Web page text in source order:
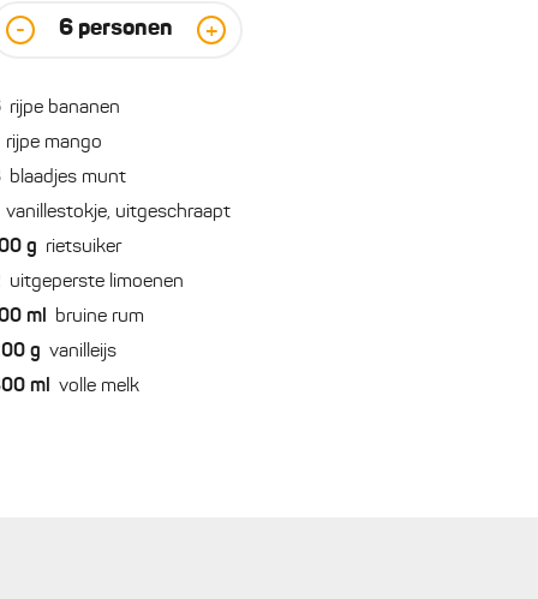
- 6 personen +
rijpe bananen
rijpe mango
blaadjes munt
vanillestokje, uitgeschraapt
g rietsuiker
uitgeperste limoenen
ml bruine rum
g vanilleijs
ml volle melk